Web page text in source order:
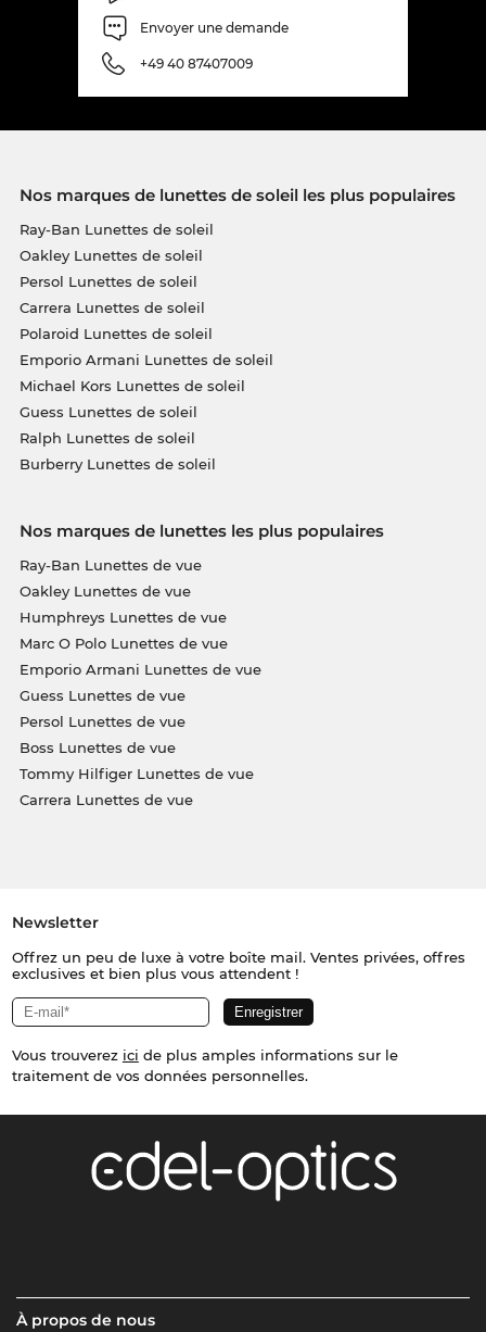
Envoyer une demande
+49 40 87407009
Nos marques de lunettes de soleil les plus populaires
Ray-Ban Lunettes de soleil
Oakley Lunettes de soleil
Persol Lunettes de soleil
Carrera Lunettes de soleil
Polaroid Lunettes de soleil
Emporio Armani Lunettes de soleil
Michael Kors Lunettes de soleil
Guess Lunettes de soleil
Ralph Lunettes de soleil
Burberry Lunettes de soleil
Nos marques de lunettes les plus populaires
Ray-Ban Lunettes de vue
Oakley Lunettes de vue
Humphreys Lunettes de vue
Marc O Polo Lunettes de vue
Emporio Armani Lunettes de vue
Guess Lunettes de vue
Persol Lunettes de vue
Boss Lunettes de vue
Tommy Hilfiger Lunettes de vue
Carrera Lunettes de vue
Newsletter
Offrez un peu de luxe à votre boîte mail. Ventes privées, offres
exclusives et bien plus vous attendent !
Vous trouverez ici de plus amples informations sur le
traitement de vos données personnelles.
À propos de nous